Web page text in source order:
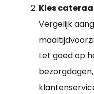
Kies
Vergelijk
Let goed op